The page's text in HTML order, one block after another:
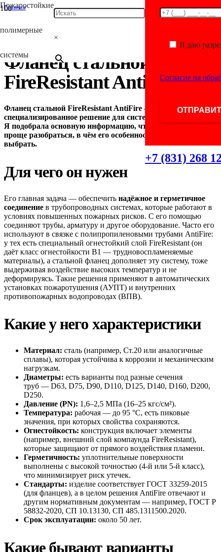
Пожаростойкие
полимерные
системы
×
Я даю
Согласие на
+7 (831) 268
Главная
/
/
Фланец стальной FireResistant AntiFire
Фланец стальной
FireResistant AntiFire
Фланец стальной FireResistant AntiFire — это
специализированное решение для систем пожаротушения.
Я подобрала основную информацию, чтобы вам было
проще разобраться, в чём его особенность и когда его стоит
выбрать.
Для чего он нужен
Его главная задача — обеспечить надёжное и герметичное
соединение в трубопроводных системах, которые работают в
условиях повышенных пожарных рисков. С его помощью
соединяют трубы, арматуру и другое оборудование. Часто его
используют в связке с полипропиленовыми трубами AntiFire:
у тех есть специальный огнестойкий слой FireResistant (он
даёт класс огнестойкости B1 — трудновоспламеняемые
материалы), а стальной фланец дополняет эту систему, тоже
выдерживая воздействие высоких температур и не
деформируясь. Такие решения применяют в автоматических
установках пожаротушения (АУПТ) и внутренних
противопожарных водопроводах (ВПВ).
Какие у него характеристики
Материал: сталь (например, Ст.20 или аналогичные
сплавы), которая устойчива к коррозии и механическим
нагрузкам.
Диаметры: есть варианты под разные сечения
труб — D63, D75, D90, D110, D125, D140, D160, D200,
D250.
Давление (PN): 1,6–2,5 МПа (16–25 кгс/см²).
Температура: рабочая — до 95 °C, есть пиковые
значения, при которых свойства сохраняются.
Огнестойкость: конструкция включает элементы
(например, внешний слой компаунда FireResistant),
которые защищают от прямого воздействия пламени.
Герметичность: уплотнительные поверхности
выполнены с высокой точностью (4-й или 5-й класс),
что минимизирует риск утечек.
Стандарты: изделие соответствует ГОСТ 33259-2015
(для фланцев), а в целом решения AntiFire отвечают и
другим нормативным документам — например, ГОСТ Р
58832-2020, СП 10.13130, СП 485.1311500.2020.
Срок эксплуатации: около 50 лет.
Какие бывают варианты